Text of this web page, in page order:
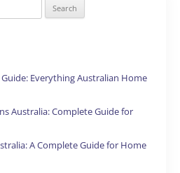
Everything Australian Home
Australia: Complete Guide for
A Complete Guide for Home